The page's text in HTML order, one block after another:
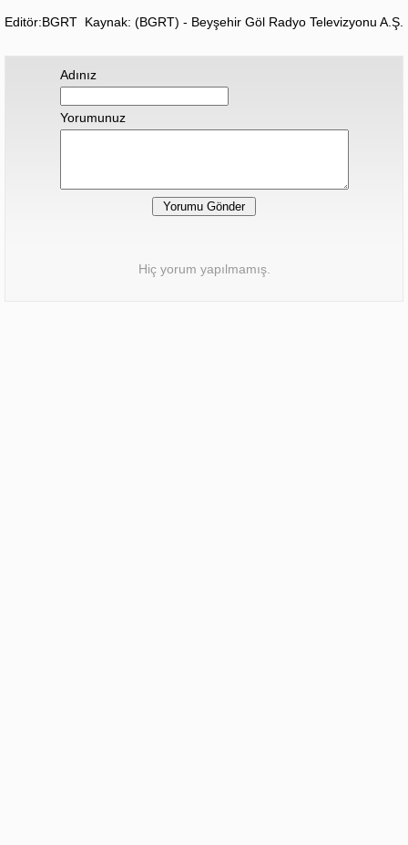
Editör:BGRT Kaynak: (BGRT) - Beyşehir Göl Radyo Televizyonu A.Ş.
Adınız
Yorumunuz
Hiç yorum yapılmamış.